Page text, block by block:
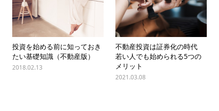
投資を始める前に知っておき
たい基礎知識（不動産版）
2018.02.13
不動産投資は証券化の時代
若い人でも始められる5つの
メリット
2021.03.08